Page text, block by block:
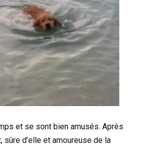
et se sont bien amusés. Après
sûre d’elle et amoureuse de la